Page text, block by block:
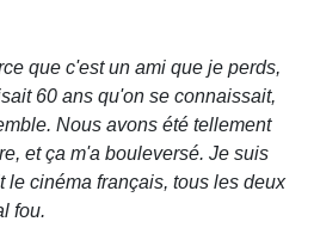
que c'est un ami que je perds,
60 ans qu'on se connaissait,
Nous avons été tellement
et ça m'a bouleversé. Je suis
le cinéma français, tous les deux
fou.